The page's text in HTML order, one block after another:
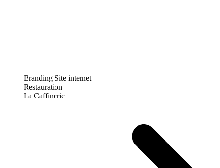
Branding Site internet
Restauration
La Caffinerie